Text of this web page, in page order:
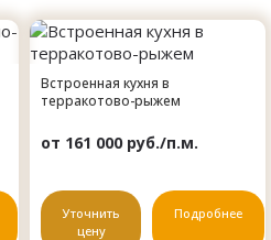
Встроенная кухня в
терракотово-рыжем
от 161 000 руб./п.м.
Уточнить
цену
Подробнее